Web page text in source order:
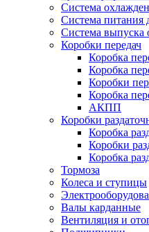
Система
Система питания
Система выпуска
Коробки передач
Коробка
Коробка
Коробки
Коробка
АКПП
Коробки
Коробка
Коробки
Коробка
Тормоза
Колеса и ступицы
Валы карданные
Вентиляция и